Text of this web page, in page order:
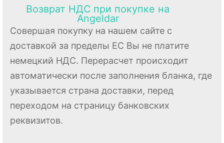
Возврат НДС при покупке на
Angeldar
Совершая покупку на нашем сайте с
доставкой за пределы ЕС Вы не платите
немецкий НДС. Перерасчет происходит
автоматически после заполнения бланка, где
указывается страна доставки, перед
переходом на страницу банковских
реквизитов.